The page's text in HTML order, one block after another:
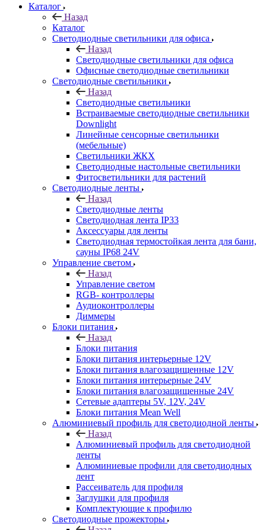
Каталог
Назад
Каталог
Светодиодные светильники для офиса
Назад
Светодиодные светильники для офиса
Офисные светодиодные светильники
Светодиодные светильники
Назад
Светодиодные светильники
Встраиваемые светодиодные светильники
Downlight
Линейные сенсорные светильники
(мебельные)
Светильники ЖКХ
Светодиодные настольные светильники
Фитосветильники для растений
Светодиодные ленты
Назад
Светодиодные ленты
Светодиодная лента IP33
Аксессуары для ленты
Светодиодная термостойкая лента для бани,
сауны IP68 24V
Управление светом
Назад
Управление светом
RGB- контроллеры
Аудиоконтроллеры
Диммеры
Блоки питания
Назад
Блоки питания
Блоки питания интерьерные 12V
Блоки питания влагозащищенные 12V
Блоки питания интерьерные 24V
Блоки питания влагозащищенные 24V
Сетевые адаптеры 5V, 12V, 24V
Блоки питания Mean Well
Алюминиевый профиль для светодиодной ленты
Назад
Алюминиевый профиль для светодиодной
ленты
Алюминиевые профили для светодиодных
лент
Рассеиватель для профиля
Заглушки для профиля
Комплектующие к профилю
Светодиодные прожекторы